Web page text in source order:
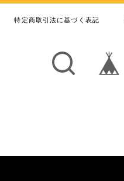
特定商取引法に基づく表記